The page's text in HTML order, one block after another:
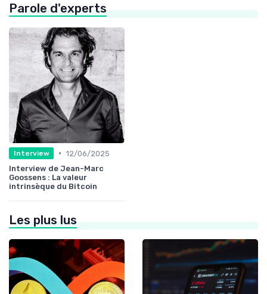
Parole d'experts
Interview • 12/06/2025
Interview de Jean-Marc
Goossens : La valeur
intrinsèque du Bitcoin
Les plus lus